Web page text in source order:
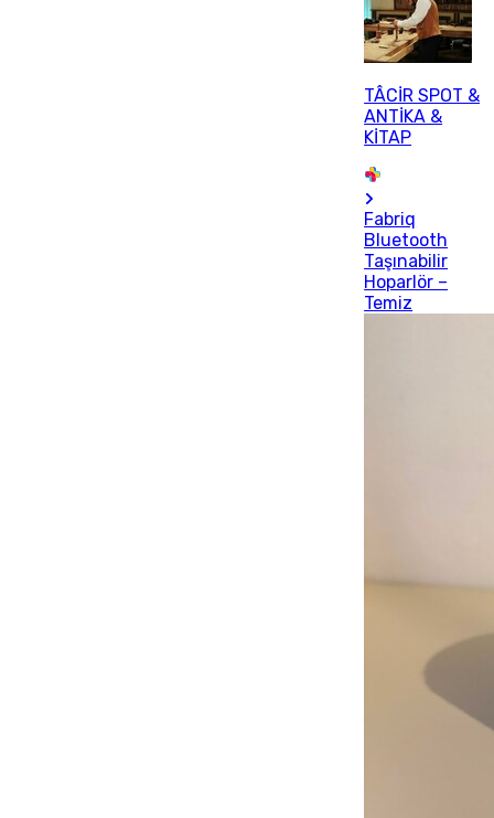
TÂCİR SPOT &
ANTİKA &
KİTAP
Fabriq
Bluetooth
Taşınabilir
Hoparlör –
Temiz